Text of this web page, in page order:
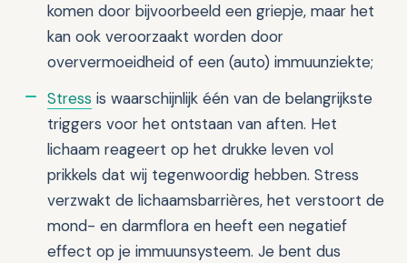
komen door bijvoorbeeld een griepje, maar het
kan ook veroorzaakt worden door
oververmoeidheid of een (auto) immuunziekte;
Stress is waarschijnlijk één van de belangrijkste
triggers voor het ontstaan van aften. Het
lichaam reageert op het drukke leven vol
prikkels dat wij tegenwoordig hebben. Stress
verzwakt de lichaamsbarrières, het verstoort de
mond- en darmflora en heeft een negatief
effect op je immuunsysteem. Je bent dus